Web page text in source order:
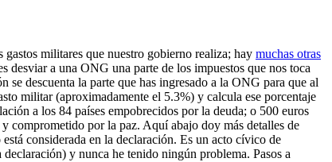
gastos militares que nuestro gobierno realiza; hay muchas otras
desviar a una ONG una parte de los impuestos que nos toca
descuenta la parte que has ingresado a la ONG para que al
militar (aproximadamente el 5.3%) y calcula ese porcentaje
a los 84 países empobrecidos por la deuda; o 500 euros
comprometido por la paz. Aquí abajo doy más detalles de
considerada en la declaración. Es un acto cívico de
y nunca he tenido ningún problema. Pasos a